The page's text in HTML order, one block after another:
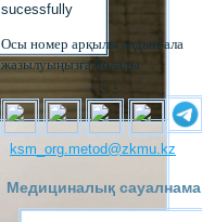
sucessfully
Осы номер арқылы алдын-ала
жазылуыңызға болады
↓ ↓ ↓
ksm_org.metod@zkmu.kz
Медициналық сауалнама